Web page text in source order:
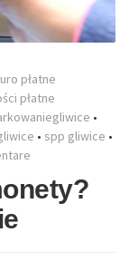
płatne
płatne
•
• spp gliwice •